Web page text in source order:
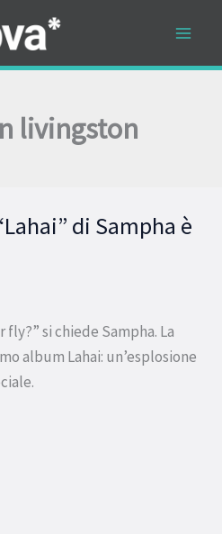
livingston
di Sampha è
fly?” si chiede Sampha. La
album Lahai: un’esplosione